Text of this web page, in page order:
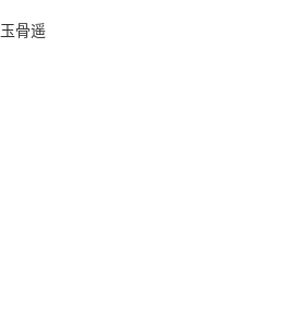
玉骨遥